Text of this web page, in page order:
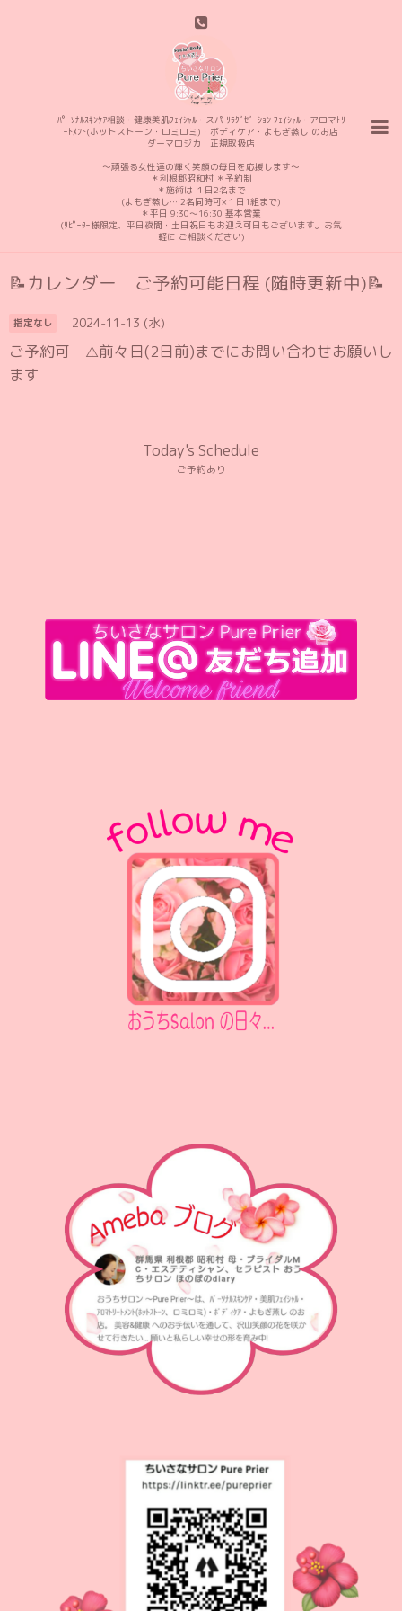
ﾊﾟｰｿﾅﾙｽｷﾝｹｱ相談・健康美肌ﾌｪｲｼｬﾙ・スパ ﾘﾗｸﾞｾﾞｰｼｮﾝ ﾌｪｲｼｬﾙ・アロマﾄﾘ
ｰﾄﾒﾝﾄ(ホットストーン・ロミロミ)・ボディケア・よもぎ蒸し のお店
ダーマロジカ 正規取扱店
〜頑張る女性達の輝く笑顔の毎日を応援します〜
＊利根郡昭和村 ＊予約制
＊施術は １日2名まで
(よもぎ蒸し… 2名同時可×１日1組まで)
＊平日 9:30〜16:30 基本営業
(ﾘﾋﾟｰﾀｰ様限定、平日夜間・土日祝日もお迎え可日もございます。お気
軽に ご相談ください)
📝カレンダー ご予約可能日程 (随時更新中)📝
指定なし 2024-11-13 (水)
ご予約可 ⚠️前々日(2日前)までにお問い合わせお願いし
ます
Today's Schedule
ご予約あり